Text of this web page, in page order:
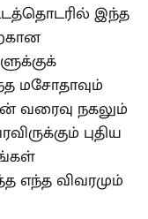
இந்த
மசோதாவும்
வரைவு நகலும்
புதிய
எந்த விவரமும்